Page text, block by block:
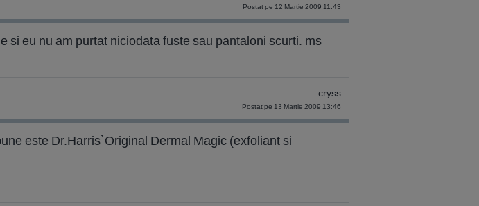
Postat pe 12 Martie 2009 11:43
si eu nu am purtat niciodata fuste sau pantaloni scurti. ms
cryss
Postat pe 13 Martie 2009 13:46
este Dr.Harris`Original Dermal Magic (exfoliant si